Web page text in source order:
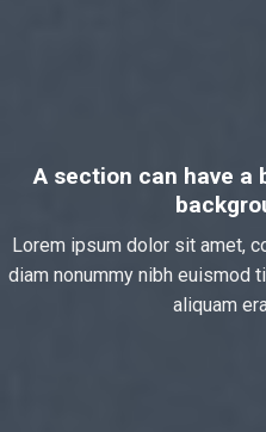
A section can have a
Lorem ipsum dolor sit amet,
diam nonummy nibh euismod
aliquam